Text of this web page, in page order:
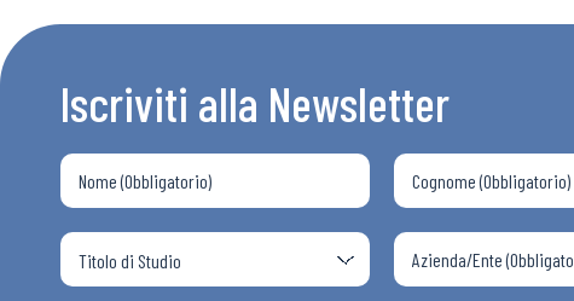
Bollettini ADAPT
Articoli
Iscriviti alla Newsletter